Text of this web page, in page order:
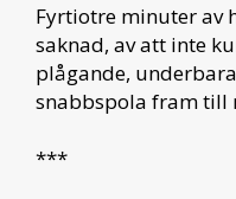
Fyrtiotre minuter av
saknad, av att inte
plågande,
snabbspola fram till
***